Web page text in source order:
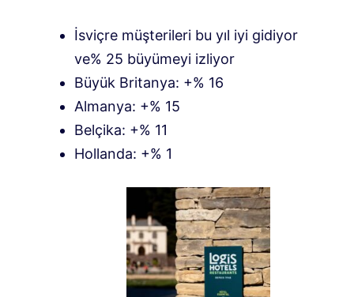
İsviçre müşterileri bu yıl iyi gidiyor
ve% 25 büyümeyi izliyor
Büyük Britanya: +% 16
Almanya: +% 15
Belçika: +% 11
Hollanda: +% 1